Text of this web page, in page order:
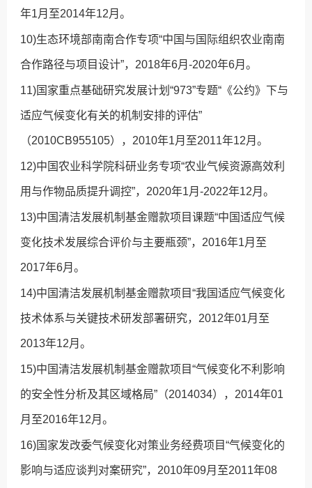
年1月至2014年12月。
10)生态环境部南南合作专项“中国与国际组织农业南南
合作路径与项目设计”，2018年6月-2020年6月。
11)国家重点基础研究发展计划“973”专题“《公约》下与
适应气候变化有关的机制安排的评估”
（2010CB955105），2010年1月至2011年12月。
12)中国农业科学院科研业务专项“农业气候资源高效利
用与作物品质提升调控”，2020年1月-2022年12月。
13)中国清洁发展机制基金赠款项目课题“中国适应气候
变化技术发展综合评价与主要瓶颈”，2016年1月至
2017年6月。
14)中国清洁发展机制基金赠款项目“我国适应气候变化
技术体系与关键技术研发部署研究，2012年01月至
2013年12月。
15)中国清洁发展机制基金赠款项目“气候变化不利影响
的安全性分析及其区域格局”（2014034），2014年01
月至2016年12月。
16)国家发改委气候变化对策业务经费项目“气候变化的
影响与适应谈判对案研究”，2010年09月至2011年08